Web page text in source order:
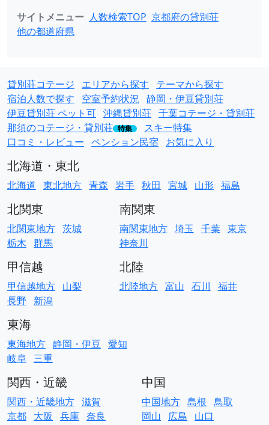
サイトメニュー 人数検索TOP 京都府の貸別荘
他の都道府県
貸別荘コテージ エリアから探す
テーマから探す
宿泊人数で探す
空室予約状況 静岡・伊豆貸別荘
伊豆貸別荘 ペット可 沖縄貸別荘 千葉コテージ・貸別荘
那須のコテージ・貸別荘 特集
スキー特集
口コミ・レビュー ペンション民宿 お気に入り
北海道・東北
北海道 東北地方 青森 岩手 秋田 宮城 山形 福島
北関東
北関東地方 茨城
栃木 群馬
南関東
南関東地方 埼玉 千葉 東京
神奈川
甲信越
甲信越地方 山梨
長野
新潟
北陸
北陸地方 富山 石川 福井
東海
東海地方 静岡・伊豆 愛知
岐阜 三重
関西・近畿
関西・近畿地方 滋賀
京都 大阪 兵庫 奈良
中国
中国地方 島根 鳥取
岡山
広島 山口